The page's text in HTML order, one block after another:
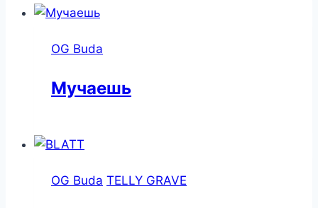
OG Buda
Мучаешь
OG Buda TELLY GRAVE